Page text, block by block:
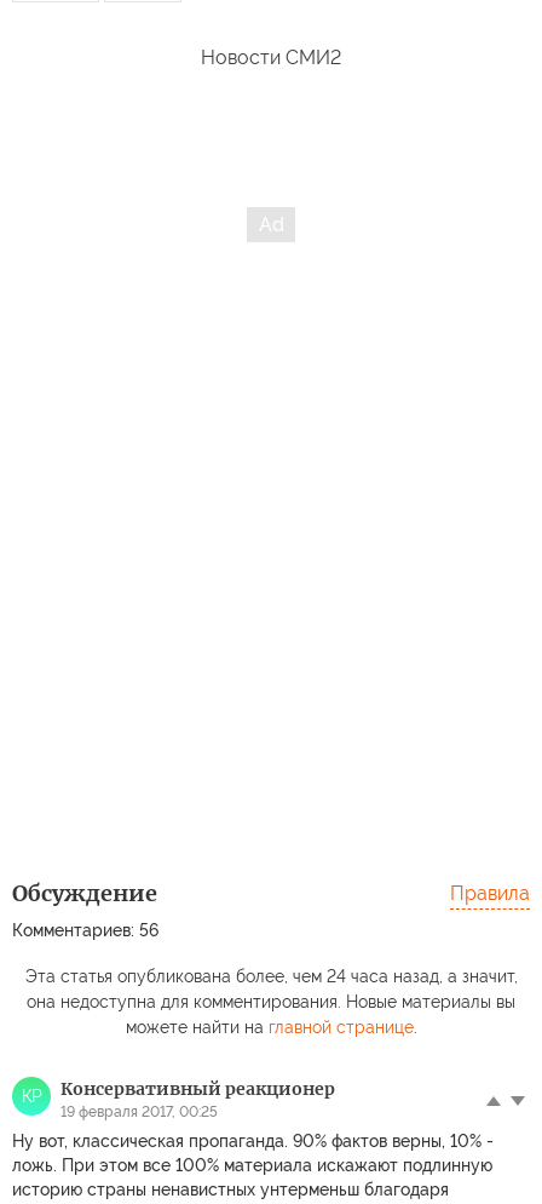
Новости СМИ2
Обсуждение
Комментариев: 56
Правила
Эта статья опубликована более, чем 24 часа назад, а значит,
она недоступна для комментирования. Новые материалы вы
можете найти на главной странице.
КР Консервативный реакционер
19 февраля 2017, 00:25
Ну вот, классическая пропаганда. 90% фактов верны, 10% -
ложь. При этом все 100% материала искажают подлинную
историю страны ненавистных унтерменьш благодаря